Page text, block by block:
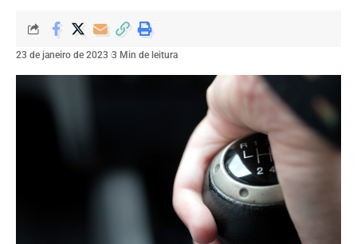
23 de janeiro de 2023 3 Min de leitura